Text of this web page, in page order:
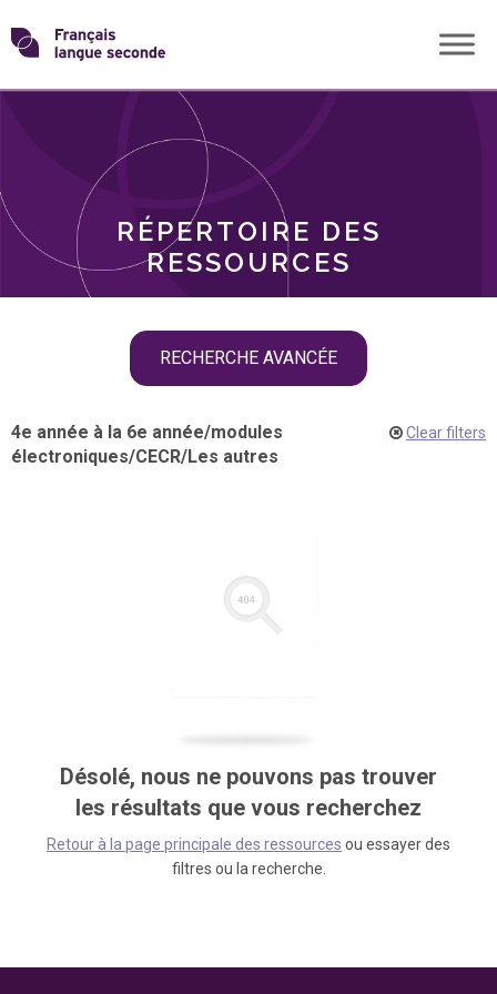
Skip
toTransformons
langue
RÉPERTOIRE DES
RESSOURCES
RECHERCHE AVANCÉE
THÈMES
4e année à la 6e année/modules
électroniques/CECR/Les autres
Clear filters
Désolé, nous ne pouvons pas trouver
les résultats que vous recherchez
Retour à la page principale des ressources ou essayer des
filtres ou la recherche.